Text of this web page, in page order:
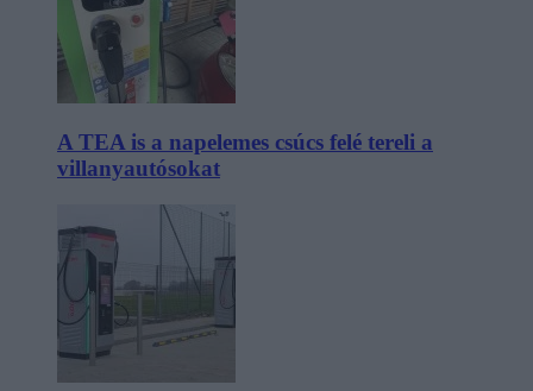
A TEA is a napelemes csúcs felé tereli a
villanyautósokat